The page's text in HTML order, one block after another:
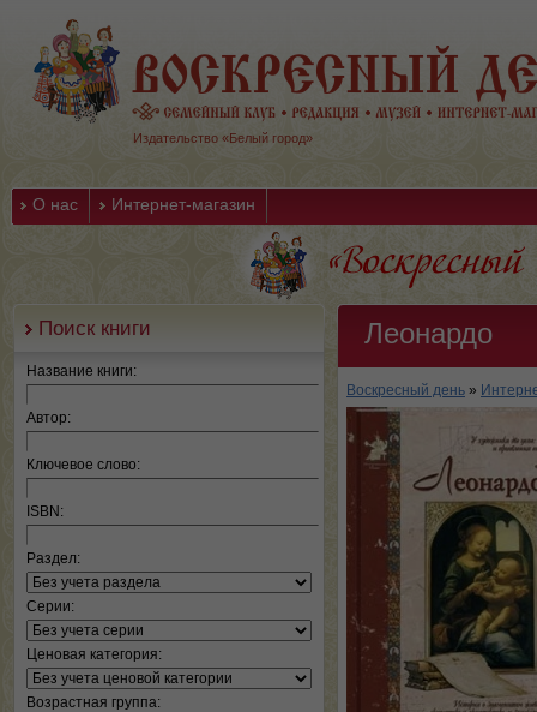
Издательство «Белый город»
О нас Интернет-магазин
Поиск книги
Название книги:
Автор:
Ключевое слово:
ISBN:
Раздел:
Серии:
Ценовая категория:
Возрастная группа:
Леонардо
Воскресный день »